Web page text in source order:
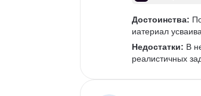
Достоинства:
иатериал
Недостатки: В
реалистичных